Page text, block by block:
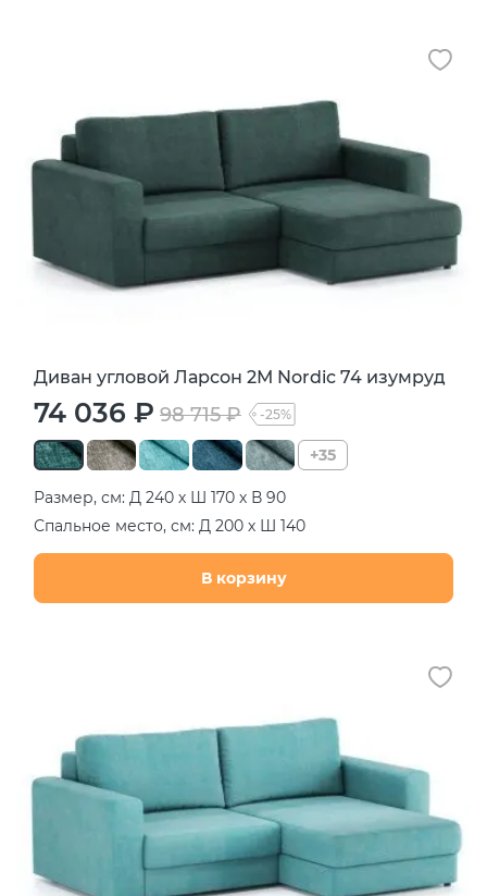
Диван угловой Ларсон 2М Nordic 74 изумруд
74 036 ₽ 98 715 ₽ -25%
+35
Размер, см: Д 240 х Ш 170 х В 90
Спальное место, см: Д 200 х Ш 140
В корзину